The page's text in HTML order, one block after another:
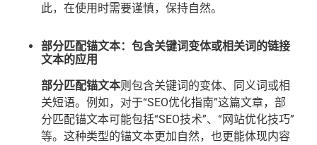
此，在使用时需要谨慎，保持自然。
部分匹配锚文本：包含关键词变体或相关词的链接
文本的应用
部分匹配锚文本则包含关键词的变体、同义词或相
关短语。例如，对于“SEO优化指南”这篇文章，部
分匹配锚文本可能包括“SEO技术”、“网站优化技巧”
等。这种类型的锚文本更加自然，也更能体现内容